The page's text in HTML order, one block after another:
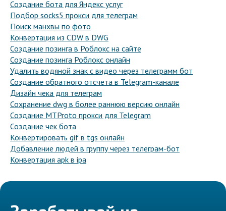
Создание бота для Яндекс услуг
Подбор socks5 прокси для телеграм
Поиск манхвы по фото
Конвертация из CDW в DWG
Создание позинга в Роблокс на сайте
Создание позинга Роблокс онлайн
Удалить водяной знак с видео через телеграмм бот
Создание обратного отсчета в Telegram-канале
Дизайн чека для телеграм
Сохранение dwg в более раннюю версию онлайн
Создание MTProto прокси для Telegram
Создание чек бота
Конвертировать gif в tgs онлайн
Добавление людей в группу через телеграм-бот
Конвертация apk в ipa